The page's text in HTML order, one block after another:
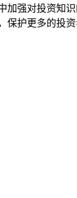
加强对投资知
保护更多的投资